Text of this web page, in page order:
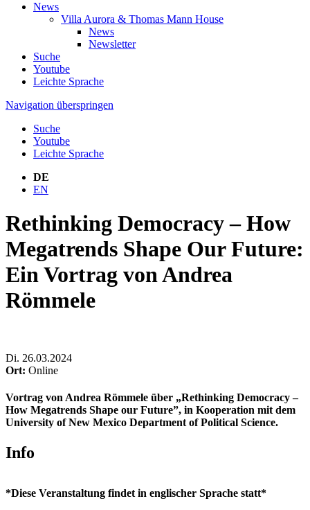
News
Villa Aurora & Thomas Mann House
News
Newsletter
Suche
Youtube
Leichte Sprache
Navigation überspringen
Suche
Youtube
Leichte Sprache
DE
EN
Rethinking Democracy – How
Megatrends Shape Our Future:
Ein Vortrag von Andrea
Römmele
Di. 26.03.2024
Ort: Online
Vortrag von Andrea Römmele über „Rethinking Democracy –
How Megatrends Shape our Future”, in Kooperation mit dem
University of New Mexico Department ofPolitical Science.
Info
*Diese Veranstaltung findet in englischer Sprache statt*